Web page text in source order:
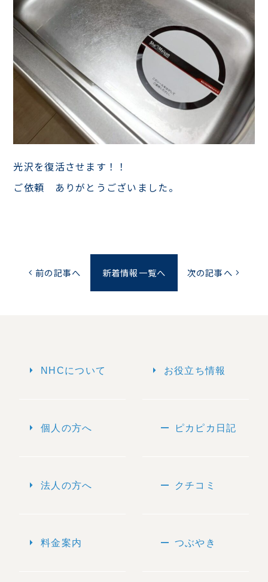
光沢を復活させます！！
ご依頼 ありがとうございました。
chevron_left 前の記事へ 新着情報一覧へ 次の記事へ chevron_right
arrow_right NHCについて
arrow_right 個人の方へ
arrow_right 法人の方へ
arrow_right 料金案内
arrow_right お役立ち情報
remove ピカピカ日記
remove クチコミ
remove つぶやき